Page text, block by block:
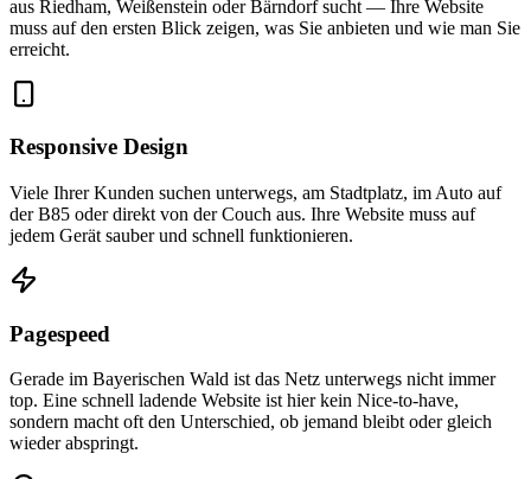
aus Riedham, Weißenstein oder Bärndorf sucht — Ihre Website
muss auf den ersten Blick zeigen, was Sie anbieten und wie man Sie
erreicht.
Responsive Design
Viele Ihrer Kunden suchen unterwegs, am Stadtplatz, im Auto auf
der B85 oder direkt von der Couch aus. Ihre Website muss auf
jedem Gerät sauber und schnell funktionieren.
Pagespeed
Gerade im Bayerischen Wald ist das Netz unterwegs nicht immer
top. Eine schnell ladende Website ist hier kein Nice-to-have,
sondern macht oft den Unterschied, ob jemand bleibt oder gleich
wieder abspringt.